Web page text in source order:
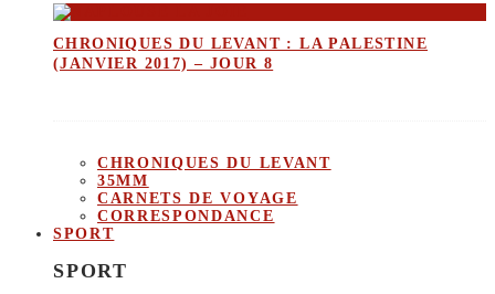
CHRONIQUES DU LEVANT : LA PALESTINE
(JANVIER 2017) – JOUR 8
CHRONIQUES DU LEVANT
35MM
CARNETS DE VOYAGE
CORRESPONDANCE
SPORT
SPORT